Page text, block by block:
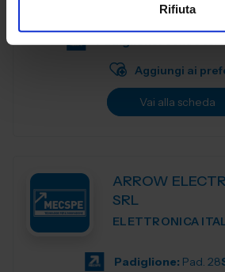
Rifiuta
Padiglione: Pad. 28
Padiglione:Centro
Aggiungi ai
Vai alla scheda
ARROW
SRL
ELETTRONICA
Padiglione: Pad. 28